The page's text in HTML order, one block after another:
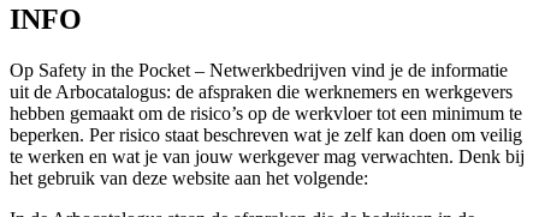
INFO
Op Safety in the Pocket – Netwerkbedrijven vind je de informatie
uit de Arbocatalogus: de afspraken die werknemers en werkgevers
hebben gemaakt om de risico’s op de werkvloer tot een minimum te
beperken. Per risico staat beschreven wat je zelf kan doen om veilig
te werken en wat je van jouw werkgever mag verwachten. Denk bij
het gebruik van deze website aan het volgende: